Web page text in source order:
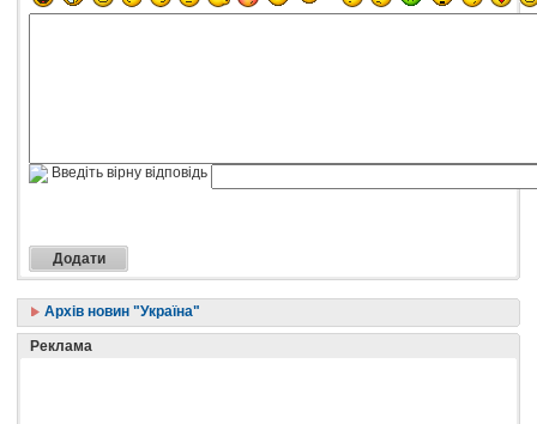
Введіть вірну відповідь
Архів новин "Україна"
Реклама